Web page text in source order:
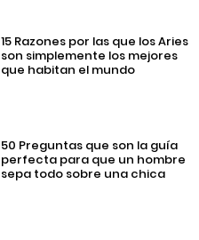
15 Razones por las que los Aries
son simplemente los mejores
que habitan el mundo
50 Preguntas que son la guía
perfecta para que un hombre
sepa todo sobre una chica